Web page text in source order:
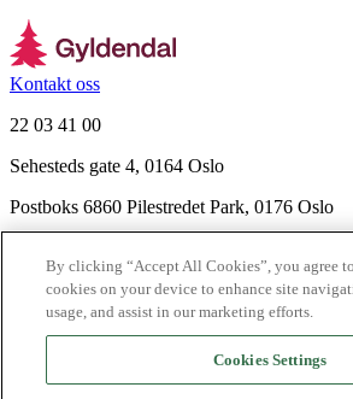
Kontakt oss
22 03 41 00
Sehesteds gate 4, 0164 Oslo
Postboks 6860 Pilestredet Park, 0176 Oslo
Nyhetsbrev
Ledige stillinger
Send inn manus
By clicking “Accept All Cookies”, you agree
cookies on your device to enhance site
usage, and assist in our marketing efforts.
Cookies Settings